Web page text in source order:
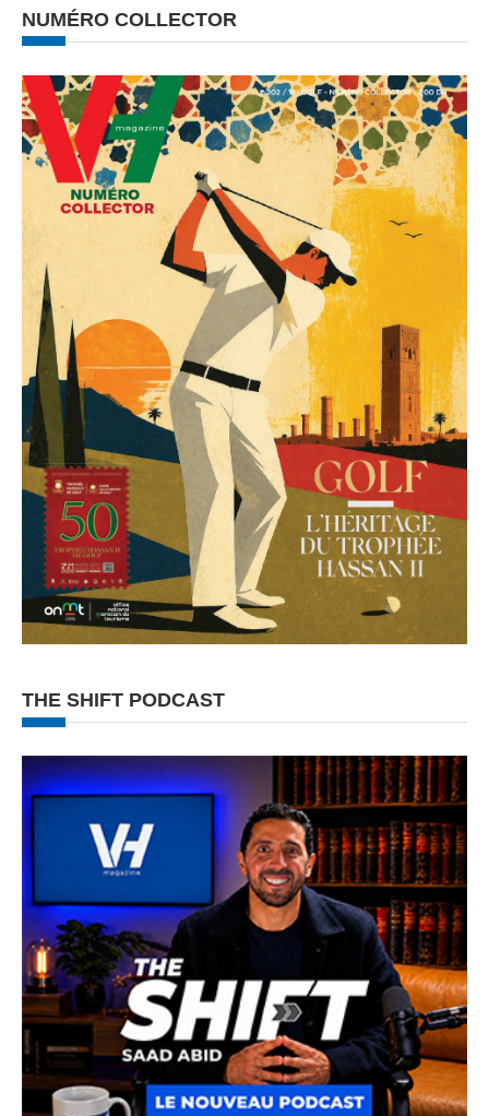
NUMÉRO COLLECTOR
THE SHIFT PODCAST